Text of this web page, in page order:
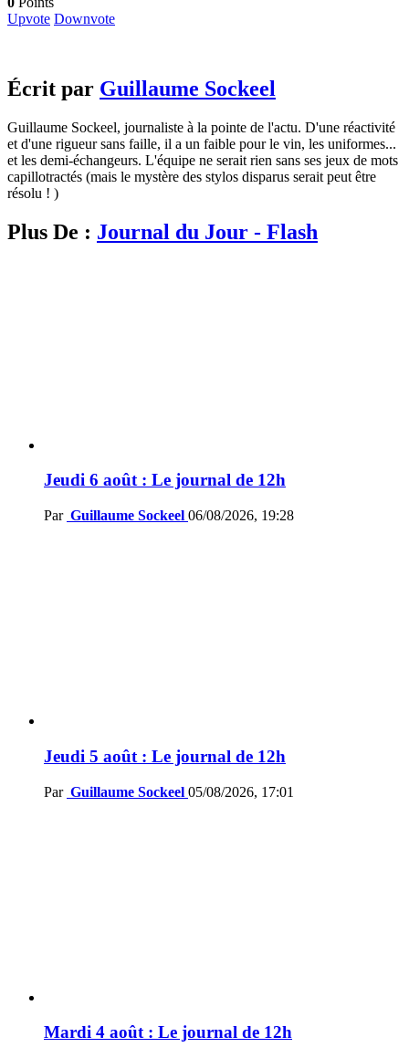
Upvote Downvote
Écrit par Guillaume Sockeel
Guillaume Sockeel, journaliste à la pointe de l'actu. D'une réactivité
et d'une rigueur sans faille, il a un faible pour le vin, les uniformes...
et les demi-échangeurs. L'équipe ne serait rien sans ses jeux de mots
capillotractés (mais le mystère des stylos disparus serait peut être
résolu ! )
Plus De : Journal du Jour - Flash
Jeudi 6 août : Le journal de 12h
Par Guillaume Sockeel 06/08/2026, 19:28
Jeudi 5 août : Le journal de 12h
Par Guillaume Sockeel 05/08/2026, 17:01
Mardi 4 août : Le journal de 12h